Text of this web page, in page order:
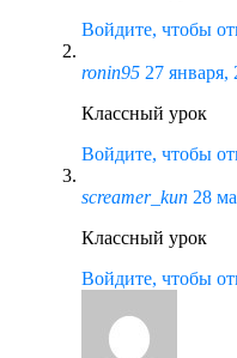
Войдите, чтобы
ronin95 27 января,
Классный урок
Войдите, чтобы
screamer_kun 28
Классный урок
Войдите, чтобы